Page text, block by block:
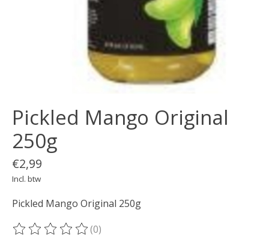
Pickled Mango Original
250g
€2,99
Incl. btw
Pickled Mango Original 250g
De beoordeling van dit product is
(0)